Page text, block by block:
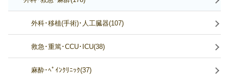
外科･移植(手術)･人工臓器(107)
救急･重篤･CCU･ICU(38)
麻酔･ﾍﾟｲﾝｸﾘﾆｯｸ(37)